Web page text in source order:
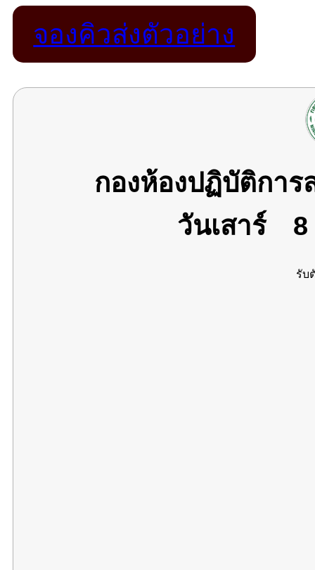
จองคิวส่งตัวอย่าง
กองห้องปฏิบัติกา
วันเสาร์
รับ